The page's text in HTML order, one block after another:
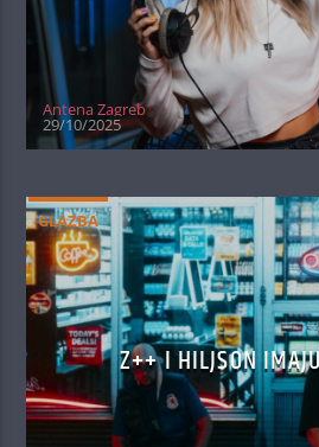
Antena Zagreb
29/10/2025
GLAZBA
Z++ I HILJSON